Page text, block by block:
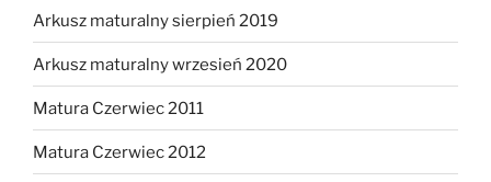
Arkusz maturalny sierpień 2019
Arkusz maturalny wrzesień 2020
Matura Czerwiec 2011
Matura Czerwiec 2012